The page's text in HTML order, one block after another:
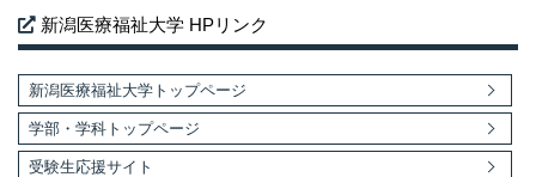
新潟医療福祉大学 HPリンク
新潟医療福祉大学トップページ
学部・学科トップページ
受験生応援サイト